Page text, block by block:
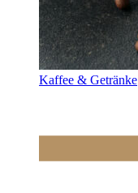
Kaffee & Getränke